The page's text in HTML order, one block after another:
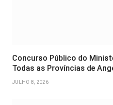
Concurso Público do
Todas as Províncias de
JULHO 8, 2026